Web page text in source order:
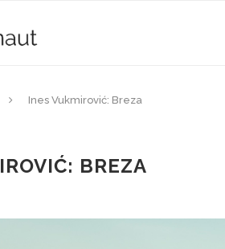
Ines Vukmirović: Breza
BREZA